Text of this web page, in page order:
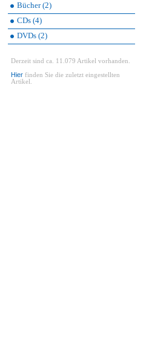
Bücher (2)
CDs (4)
DVDs (2)
Derzeit sind ca. 11.079 Artikel vorhanden.
Hier finden Sie die zuletzt eingestellten
Artikel.